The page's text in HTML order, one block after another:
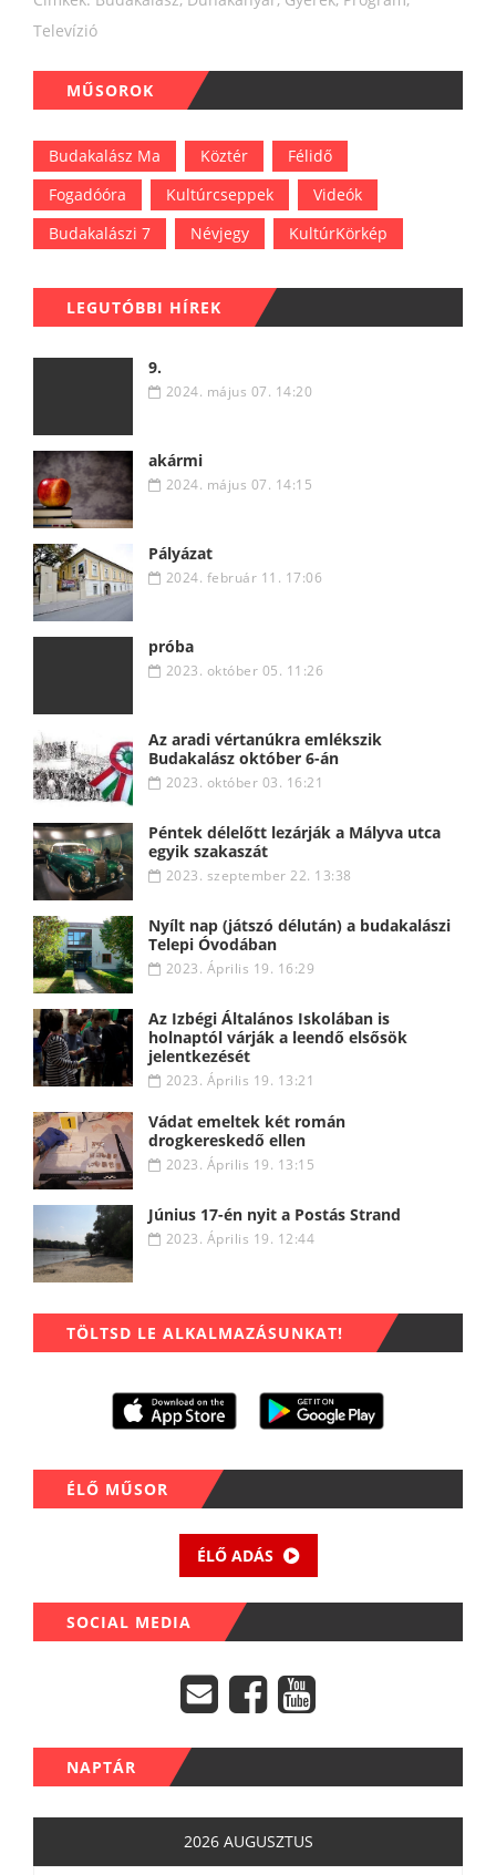
Televízió
MŰSOROK
Budakalász Ma Köztér
Félidő
Fogadóóra
Kultúrcseppek
Videók
Budakalászi 7
Névjegy KultúrKörkép
LEGUTÓBBI HÍREK
9.
2024. május 07. 14:20
akármi
2024. május 07. 14:15
Pályázat
2024. február 11. 17:06
próba
2023. október 05. 11:26
Az aradi vértanúkra emlékszik
Budakalász október 6-án
2023. október 03. 16:21
Péntek délelőtt lezárják a Mályva utca
egyik szakaszát
2023. szeptember 22. 13:38
Nyílt nap (játszó délután) a budakalászi
Telepi Óvodában
2023. Április 19. 16:29
Az Izbégi Általános Iskolában is
holnaptól várják a leendő elsősök
jelentkezését
2023. Április 19. 13:21
Vádat emeltek két román
drogkereskedő ellen
2023. Április 19. 13:15
Június 17-én nyit a Postás Strand
2023. Április 19. 12:44
TÖLTSD LE ALKALMAZÁSUNKAT!
ÉLŐ MŰSOR
ÉLŐ ADÁS
SOCIAL MEDIA
NAPTÁR
2026 AUGUSZTUS